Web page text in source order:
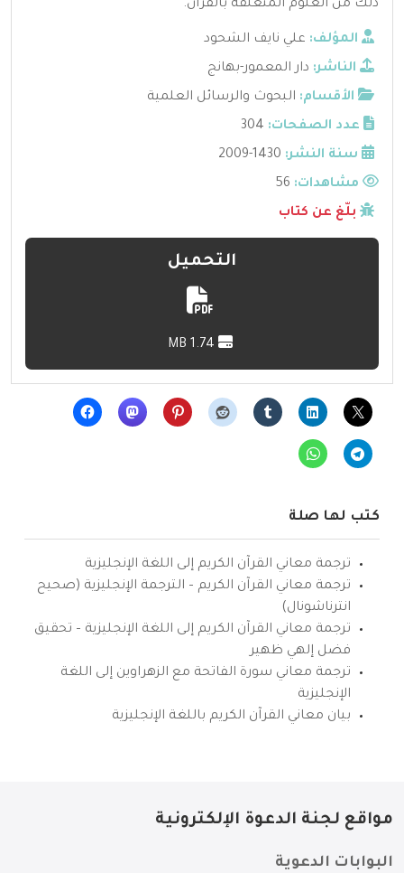
ذلك من العلوم المتعلقة بالقرآن.
المؤلف: علي نايف الشحود
الناشر: دار المعمور-بهانج
الأقسام: البحوث والرسائل العلمية
عدد الصفحات: 304
سنة النشر: 1430-2009
مشاهدات:
بلّغ عن كتاب
التحميل
كتب لها صلة
ترجمة معاني القرآن الكريم إلى اللغة الإنجليزية
ترجمة معاني القرآن الكريم – الترجمة الإنجليزية (صحيح
انترناشونال)
ترجمة معاني القرآن الكريم إلى اللغة الإنجليزية – تحقيق
فضل إلهي ظهير
ترجمة معاني سورة الفاتحة مع الزهراوين إلى اللغة
الإنجليزية
بيان معاني القرآن الكريم باللغة الإنجليزية
مواقع لجنة الدعوة الإلكترونية
البوابات الدعوية